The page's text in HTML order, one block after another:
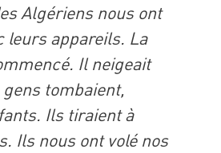
Algériens nous ont
leurs appareils. La
Il neigeait
tombaient,
Ils tiraient à
Ils nous ont volé nos